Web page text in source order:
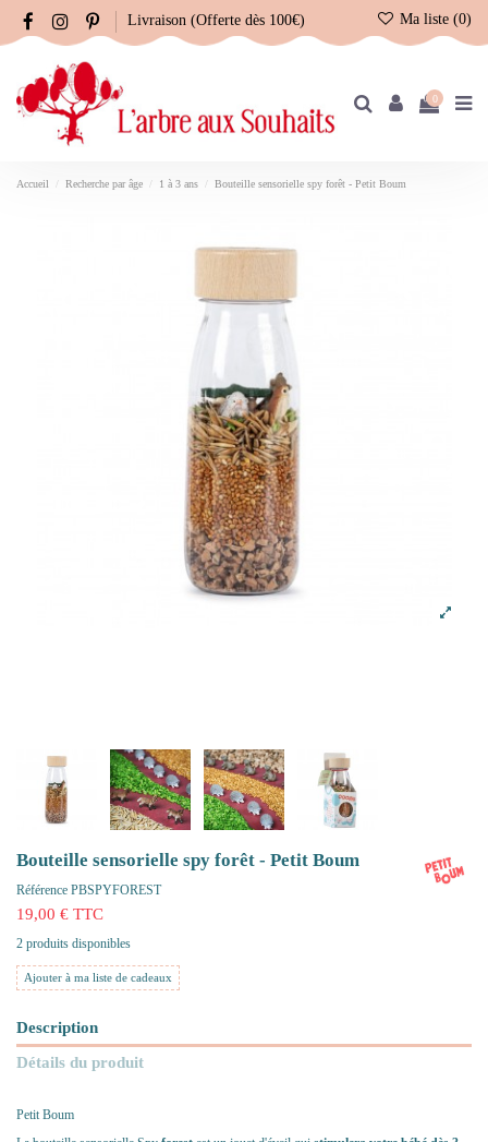
Livraison (Offerte dès 100€) Ma liste (0)
0
Accueil Recherche par âge 1 à 3 ans Bouteille sensorielle spy forêt - Petit Boum
Bouteille sensorielle spy forêt - Petit Boum
Référence PBSPYFOREST
19,00 € TTC
2 produits disponibles
Ajouter à ma liste de cadeaux
Description
Détails du produit
Petit Boum